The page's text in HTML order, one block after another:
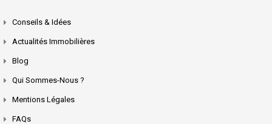
Conseils & Idées
Actualités Immobilières
Blog
Qui Sommes-Nous ?
Mentions Légales
FAQs